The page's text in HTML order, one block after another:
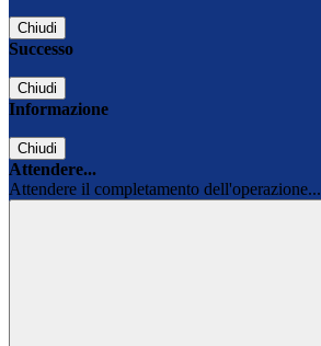
Chiudi
Successo
Chiudi
Informazione
Chiudi
Attendere...
Attendere il completamento dell'operazione...